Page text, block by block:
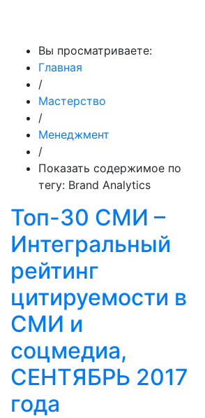
Вы просматриваете:
Главная
/
Мастерство
/
Менеджмент
/
Показать содержимое по
тегу: Brand Analytics
Топ-30 СМИ –
Интегральный
рейтинг
цитируемости в
СМИ и
соцмедиа,
СЕНТЯБРЬ 2017
года